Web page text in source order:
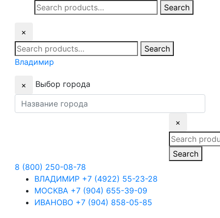
Search
for:
Search
×
Search
for:
Search
Владимир
× Выбор города
×
Search
for:
Search
8 (800) 250-08-78
ВЛАДИМИР +7 (4922) 55-23-28
МОСКВА +7 (904) 655-39-09
ИВАНОВО +7 (904) 858-05-85